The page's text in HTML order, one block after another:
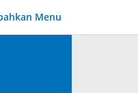
Menu